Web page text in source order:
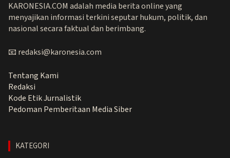
KARONESIA.COM adalah media berita online yang
menyajikan informasi terkini seputar hukum, politik, dan
nasional secara faktual dan berimbang.
📧 redaksi@karonesia.com
Tentang Kami
Redaksi
Kode Etik Jurnalistik
Pedoman Pemberitaan Media Siber
KATEGORI